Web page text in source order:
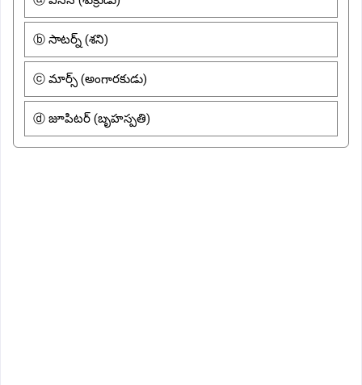
ⓑ సాటర్న్ (శని)
ⓒ మార్స్ (అంగారకుడు)
ⓓ జూపిటర్ (బృహస్పతి)